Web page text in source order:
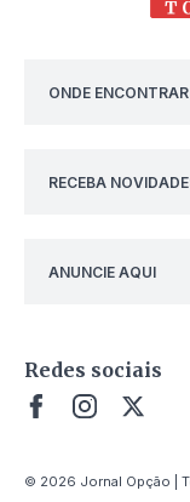
ONDE
RECEBA
ANUNCIE AQUI
Redes sociais
© 2026 Jornal Opção |